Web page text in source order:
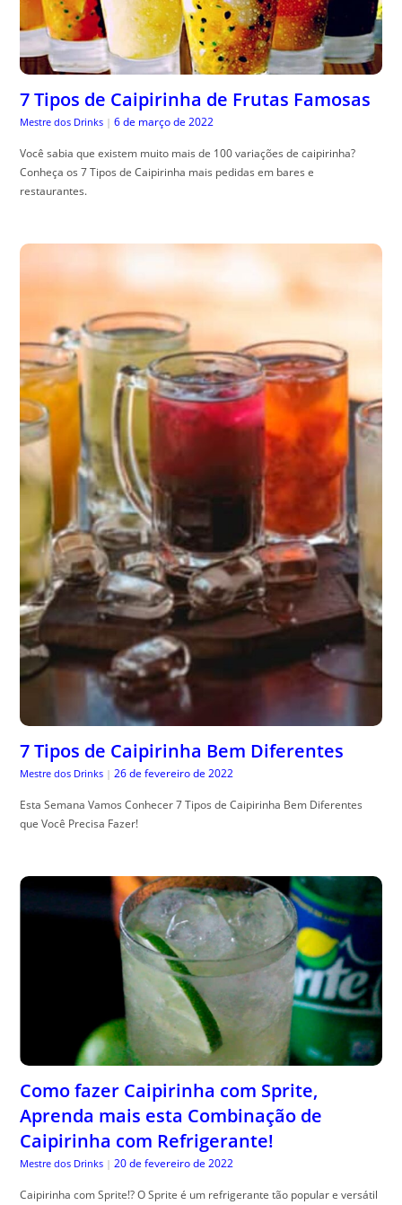
7 Tipos de Caipirinha de Frutas Famosas
Mestre dos Drinks | 6 de março de 2022
Você sabia que existem muito mais de 100 variações de caipirinha?
Conheça os 7 Tipos de Caipirinha mais pedidas em bares e
restaurantes.
7 Tipos de Caipirinha Bem Diferentes
Mestre dos Drinks | 26 de fevereiro de 2022
Esta Semana Vamos Conhecer 7 Tipos de Caipirinha Bem Diferentes
que Você Precisa Fazer!
Como fazer Caipirinha com Sprite,
Aprenda mais esta Combinação de
Caipirinha com Refrigerante!
Mestre dos Drinks | 20 de fevereiro de 2022
Caipirinha com Sprite!? O Sprite é um refrigerante tão popular e versátil